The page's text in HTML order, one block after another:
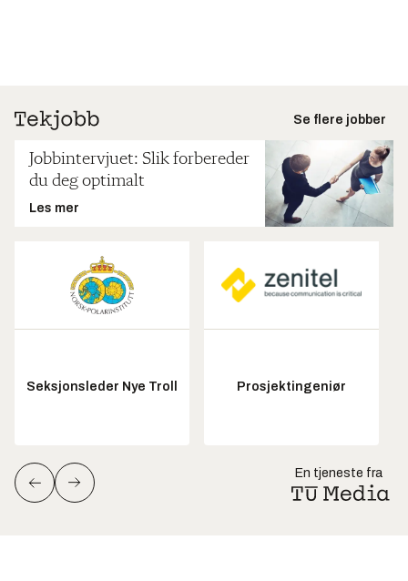
Se flere jobber
Jobbintervjuet: Slik forbereder
du deg optimalt
Les mer
Seksjonsleder Nye Troll Prosjektingeniør
En tjeneste fra